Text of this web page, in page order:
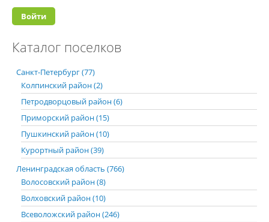
Каталог поселков
Санкт-Петербург (77)
Колпинский район (2)
Петродворцовый район (6)
Приморский район (15)
Пушкинский район (10)
Курортный район (39)
Ленинградская область (766)
Волосовский район (8)
Волховский район (10)
Всеволожский район (246)